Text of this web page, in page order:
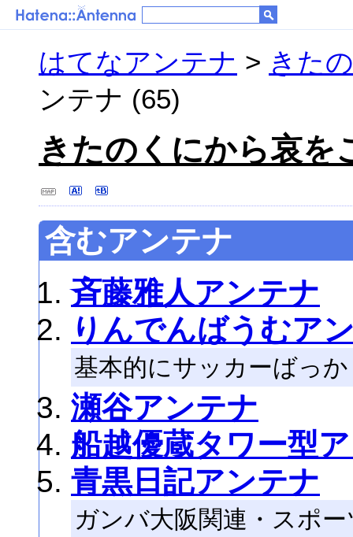
はてなアンテナ > きた
ンテナ (65)
きたのくにから哀を
含むアンテナ
斉藤雅人アンテナ
りんでんばうむア
基本的にサッカーばっ
瀬谷アンテナ
船越優蔵タワー型
青黒日記アンテナ
ガンバ大阪関連・スポ